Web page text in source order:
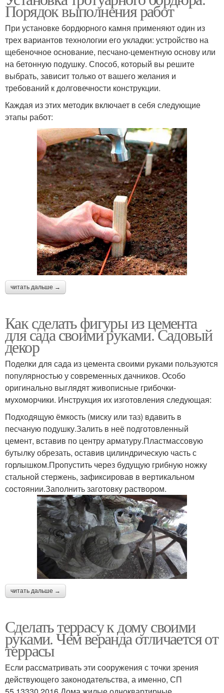
Порядок выполнения работ
При установке бордюрного камня применяют один из
трех вариантов технологии его укладки: устройство на
щебеночное основание, песчано-цементную основу или
на бетонную подушку. Способ, который вы решите
выбрать, зависит только от вашего желания и
требований к долговечности конструкции.
Каждая из этих методик включает в себя следующие
этапы работ:
читать дальше →
Как сделать фигуры из цемента
для сада своими руками. Садовый
декор
Поделки для сада из цемента своими руками пользуются
популярностью у современных дачников. Особо
оригинально выглядят живописные грибочки-
мухоморчики. Инструкция их изготовления следующая:
Подходящую ёмкость (миску или таз) вдавить в
песчаную подушку.Залить в неё подготовленный
цемент, вставив по центру арматуру.Пластмассовую
бутылку обрезать, оставив цилиндрическую часть с
горлышком.Пропустить через будущую грибную ножку
стальной стержень, зафиксировав в вертикальном
состоянии.Заполнить заготовку раствором.
читать дальше →
Сделать террасу к дому своими
руками. Чем веранда отличается от
террасы
Если рассматривать эти сооружения с точки зрения
действующего законодательства, а именно, СП